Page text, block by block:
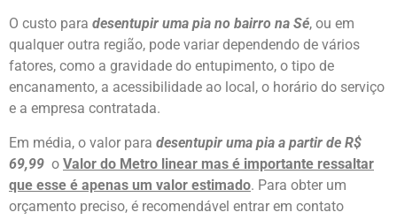
O custo para desentupir uma pia no bairro na Sé, ou em
qualquer outra região, pode variar dependendo de vários
fatores, como a gravidade do entupimento, o tipo de
encanamento, a acessibilidade ao local, o horário do serviço
e a empresa contratada.
Em média, o valor para desentupir uma pia a partir de R$
69,99 o Valor do Metro linear mas é importante ressaltar
que esse é apenas um valor estimado. Para obter um
orçamento preciso, é recomendável entrar em contato